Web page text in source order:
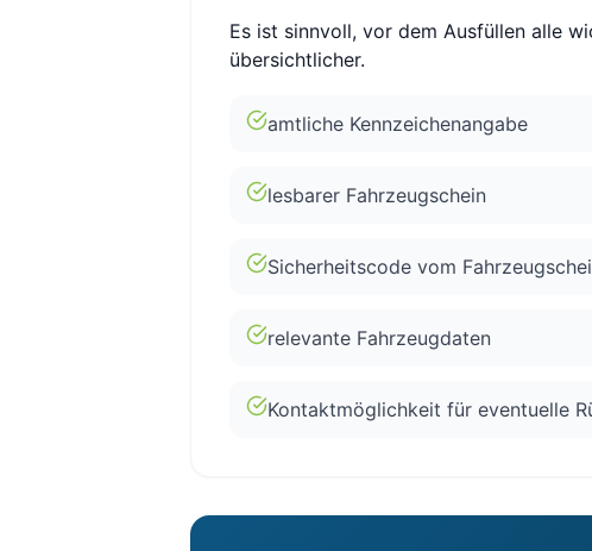
Es ist sinnvoll, vor dem Ausfüllen alle
übersichtlicher.
amtliche Kennzeichenangabe
lesbarer Fahrzeugschein
Sicherheitscode vom
relevante Fahrzeugdaten
Kontaktmöglichkeit für eventuelle